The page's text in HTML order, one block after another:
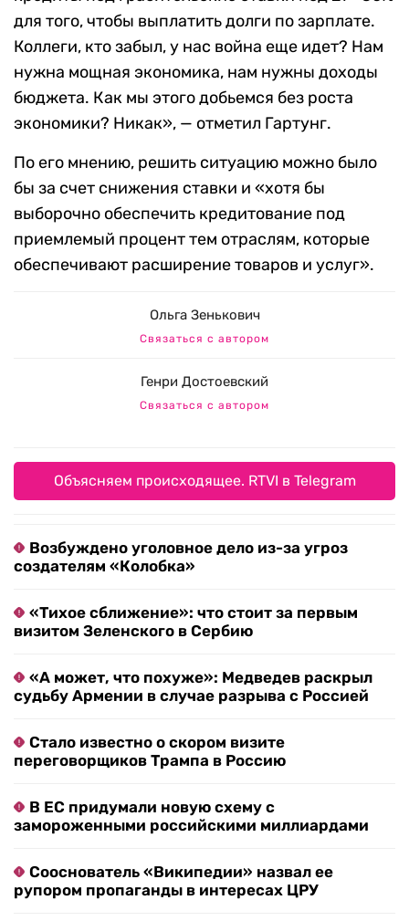
для того, чтобы выплатить долги по зарплате.
Коллеги, кто забыл, у нас война еще идет? Нам
нужна мощная экономика, нам нужны доходы
бюджета. Как мы этого добьемся без роста
экономики? Никак», — отметил Гартунг.
По его мнению, решить ситуацию можно было
бы за счет снижения ставки и «хотя бы
выборочно обеспечить кредитование под
приемлемый процент тем отраслям, которые
обеспечивают расширение товаров и услуг».
Ольга Зенькович
Связаться с автором
Генри Достоевский
Связаться с автором
Объясняем происходящее. RTVI в Telegram
Возбуждено уголовное дело из-за угроз
создателям «Колобка»
«Тихое сближение»: что стоит за первым
визитом Зеленского в Сербию
«А может, что похуже»: Медведев раскрыл
судьбу Армении в случае разрыва с Россией
Стало известно о скором визите
переговорщиков Трампа в Россию
В ЕС придумали новую схему с
замороженными российскими миллиардами
Сооснователь «Википедии» назвал ее
рупором пропаганды в интересах ЦРУ